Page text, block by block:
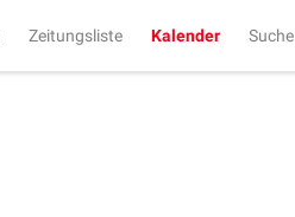
Zeitungsliste Kalender Suche